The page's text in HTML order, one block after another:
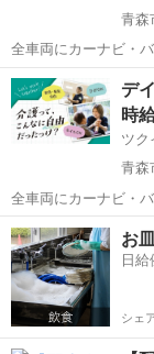
青森
全車両にカーナビ・
安心して始められま
業務 ※専用車両(キ
降時の介護補助(歩行
青森
デ
時
ツク
青森
全車両にカーナビ・
員が同乗しますので
されるお客様の送迎
転、各種点検 ※乗
青森 青森市
お
日
シェ